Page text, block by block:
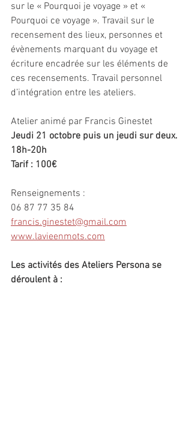
sur le « Pourquoi je voyage » et «
Pourquoi ce voyage ». Travail sur le
recensement des lieux, personnes et
évènements marquant du voyage et
écriture encadrée sur les éléments de
ces recensements. Travail personnel
d’intégration entre les ateliers.
Atelier animé par Francis Ginestet
Jeudi 21 octobre puis un jeudi sur deux.
18h-20h
Tarif : 100€
Renseignements :
06 87 77 35 84
francis.ginestet@gmail.com
www.lavieenmots.com
Les activités des Ateliers Persona se
déroulent à :